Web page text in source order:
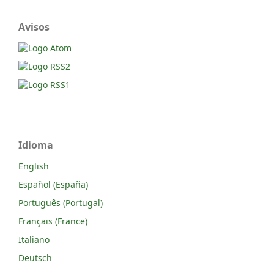
Avisos
Idioma
English
Español (España)
Português (Portugal)
Français (France)
Italiano
Deutsch